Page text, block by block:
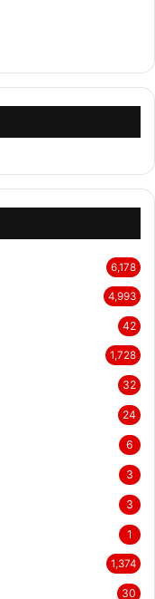
6,178
4,993
42
1,728
32
24
6
3
3
1
1,374
30